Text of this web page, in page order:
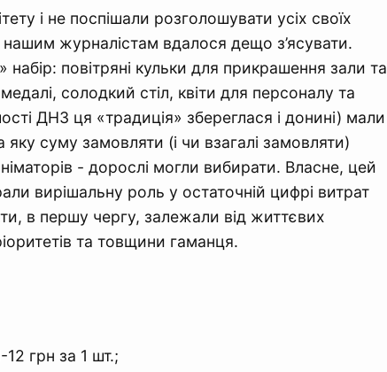
і не поспішали розголошувати усіх своїх
журналістам вдалося дещо з’ясувати.
повітряні кульки для прикрашення зали та
солодкий стіл, квіти для персоналу та
ДНЗ ця «традиція» збереглася і донині) мали
яку суму замовляти (і чи взагалі замовляти)
- дорослі могли вибирати. Власне, цей
вирішальну роль у остаточній цифрі витрат
в першу чергу, залежали від життєвих
та товщини гаманця.
12 грн за 1 шт.;